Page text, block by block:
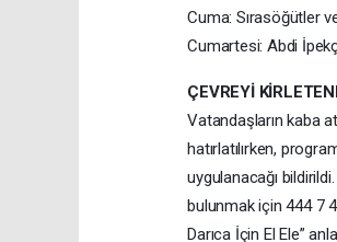
Cuma: Sırasöğütler
Cumartesi: Abdi
ÇEVREYİ
Vatandaşların kaba
hatırlatılırken,
uygulanacağı
bulunmak için 444 7
Darıca İçin El Ele”